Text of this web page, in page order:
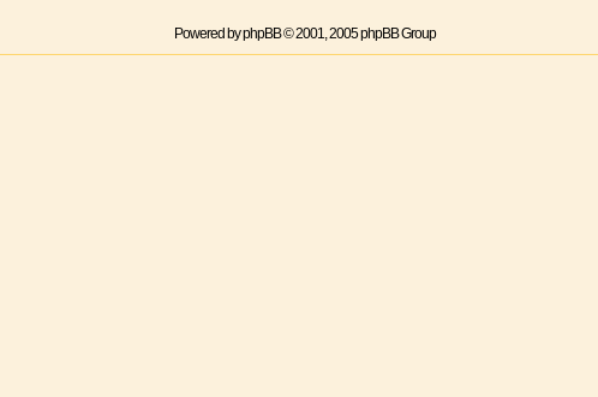
Powered byphpBB© 2001, 2005 phpBB Group